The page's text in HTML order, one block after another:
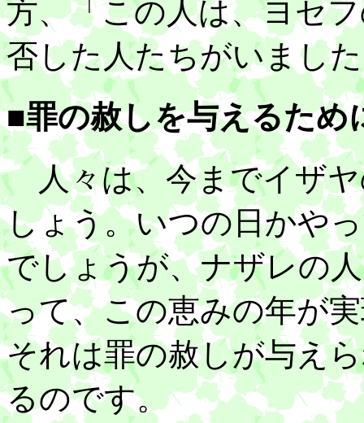
方、「この人は、ヨセ
否した人たちがいまし
■罪の赦しを与えるため
人々は、今までイザヤ
しょう。いつの日かや
でしょうが、ナザレの
って、この恵みの年が
それは罪の赦しが与え
るのです。